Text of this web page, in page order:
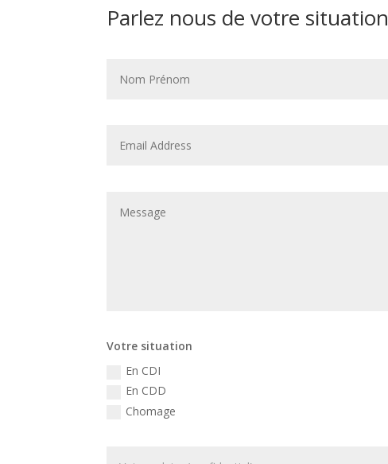
Parlez nous de votre situation
Votre situation
En CDI
En CDD
Chomage